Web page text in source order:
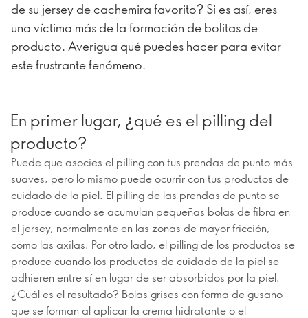
de su jersey de cachemira favorito? Si es así, eres
una víctima más de la formación de bolitas de
producto. Averigua qué puedes hacer para evitar
este frustrante fenómeno.
En primer lugar, ¿qué es el pilling del
producto?
Puede que asocies el pilling con tus prendas de punto más
suaves, pero lo mismo puede ocurrir con tus productos de
cuidado de la piel. El pilling de las prendas de punto se
produce cuando se acumulan pequeñas bolas de fibra en
el jersey, normalmente en las zonas de mayor fricción,
como las axilas. Por otro lado, el pilling de los productos se
produce cuando los productos de cuidado de la piel se
adhieren entre sí en lugar de ser absorbidos por la piel.
¿Cuál es el resultado? Bolas grises con forma de gusano
que se forman al aplicar la crema hidratante o el